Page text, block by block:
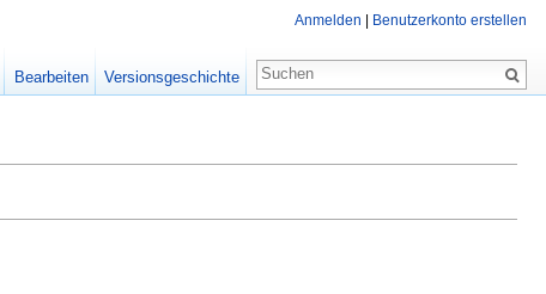
Anmelden Benutzerkonto erstellen
Bearbeiten Versionsgeschichte